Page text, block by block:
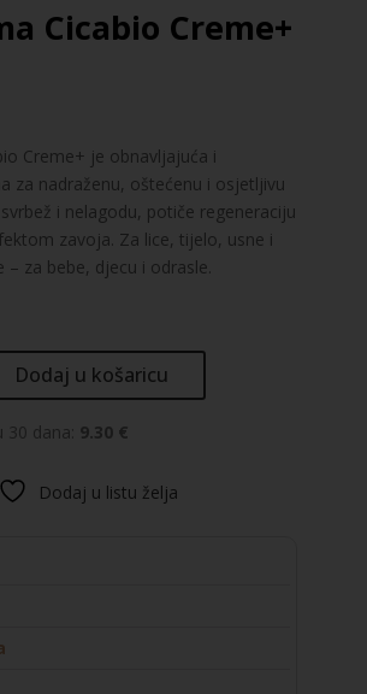
Cicabio Creme+
Creme+ je obnavljajuća i
za nadraženu, oštećenu i osjetljivu
i nelagodu, potiče regeneraciju
zavoja. Za lice, tijelo, usne i
– za bebe, djecu i odrasle.
Dodaj u košaricu
dana: 9.30 €
Dodaj u listu želja